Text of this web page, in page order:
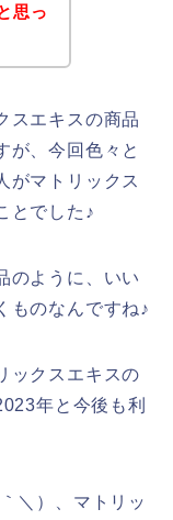
思っ
スエキスの商品
が、今回色々と
がマトリックス
とでした♪
のように、いい
ものなんですね♪
ックスエキスの
年と今後も利
＼）、マトリッ